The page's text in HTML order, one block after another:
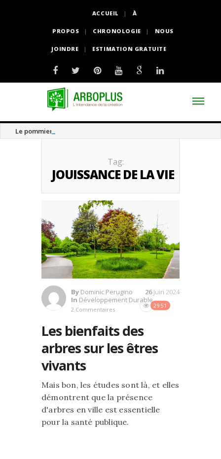
ACCUEIL À
PROPOS CHRONOLOGIE NOUS
JOINDRE ESTIMATION GRATUITE
Le pommier thé
Tag:
JOUISSANCE DE LA VIE
By Dominic Perugino
In Développement Durable
2 Commentaires
2951
26Juin 2024
Les bienfaits des
arbres sur les êtres
vivants
Mais bon, les études sont là, et elles
démontrent que la présence
d'arbres en ville est essentielle
pour la santé publique.